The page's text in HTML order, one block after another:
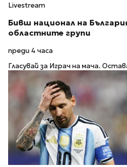
Livestream
Бивш национал на
областните групи
преди 4 часа
Гласувай за Играч на мача.